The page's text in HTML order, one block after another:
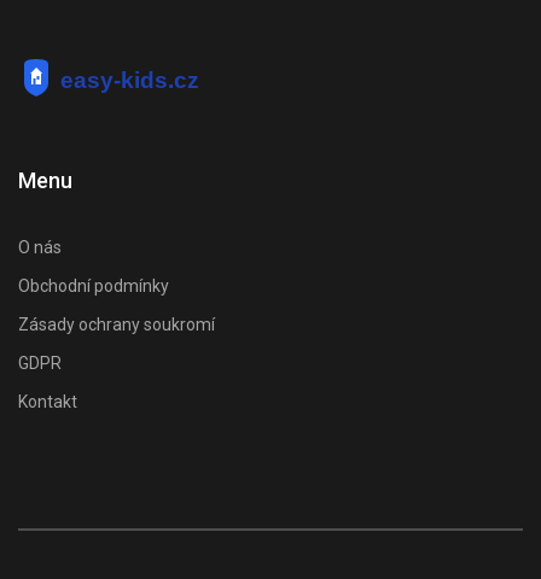
Menu
O nás
Obchodní podmínky
Zásady ochrany soukromí
GDPR
Kontakt